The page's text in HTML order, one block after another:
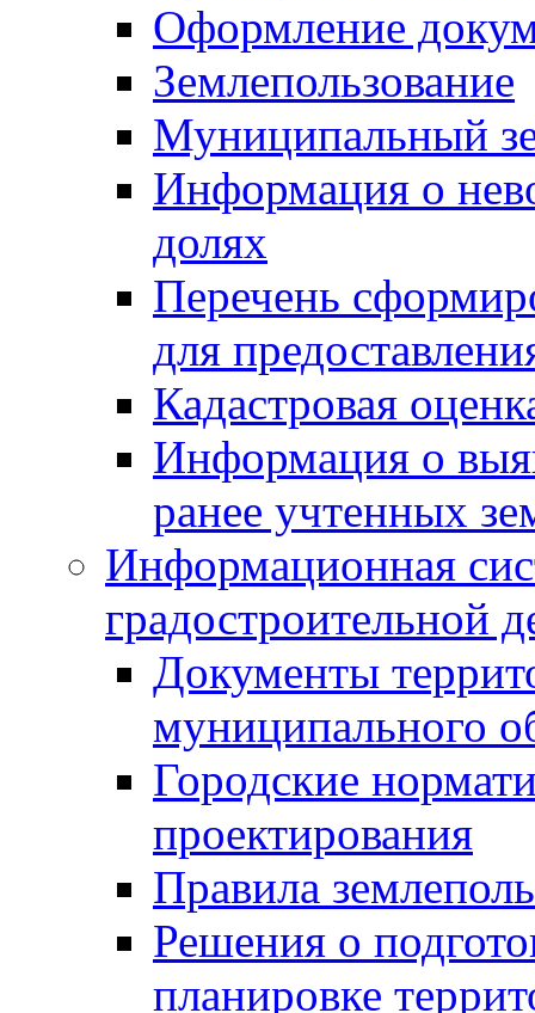
Оформление
Землепользование
Муниципальный
Информация о
долях
Перечень
для
Кадастровая
Информация о
ранее учтенных
Информационная
градостроительной
Документы
муниципального
Городские
проектирования
Правила
Решения о
планировке